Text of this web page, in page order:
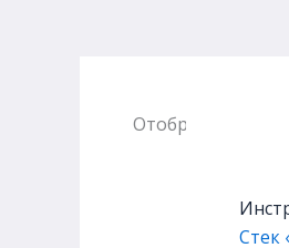
Отображение
Стек